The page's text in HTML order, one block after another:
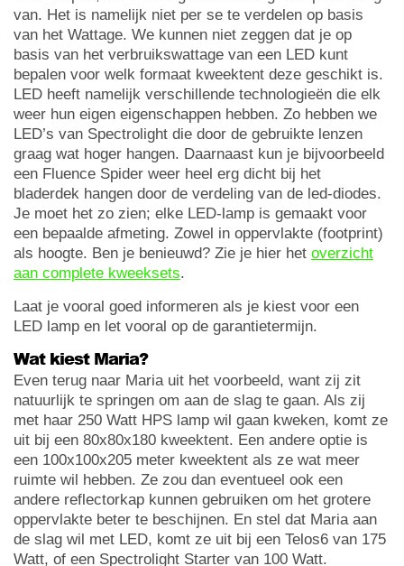
van. Het is namelijk niet per se te verdelen op basis
van het Wattage. We kunnen niet zeggen dat je op
basis van het verbruikswattage van een LED kunt
bepalen voor welk formaat kweektent deze geschikt is.
LED heeft namelijk verschillende technologieën die elk
weer hun eigen eigenschappen hebben. Zo hebben we
LED’s van Spectrolight die door de gebruikte lenzen
graag wat hoger hangen. Daarnaast kun je bijvoorbeeld
een Fluence Spider weer heel erg dicht bij het
bladerdek hangen door de verdeling van de led-diodes.
Je moet het zo zien; elke LED-lamp is gemaakt voor
een bepaalde afmeting. Zowel in oppervlakte (footprint)
als hoogte. Ben je benieuwd? Zie je hier het overzicht
aan complete kweeksets.
Laat je vooral goed informeren als je kiest voor een
LED lamp en let vooral op de garantietermijn.
Wat kiest Maria?
Even terug naar Maria uit het voorbeeld, want zij zit
natuurlijk te springen om aan de slag te gaan. Als zij
met haar 250 Watt HPS lamp wil gaan kweken, komt ze
uit bij een 80x80x180 kweektent. Een andere optie is
een 100x100x205 meter kweektent als ze wat meer
ruimte wil hebben. Ze zou dan eventueel ook een
andere reflectorkap kunnen gebruiken om het grotere
oppervlakte beter te beschijnen. En stel dat Maria aan
de slag wil met LED, komt ze uit bij een Telos6 van 175
Watt, of een Spectrolight Starter van 100 Watt.